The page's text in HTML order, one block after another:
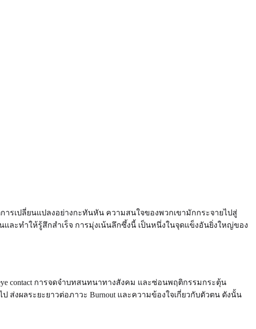
ารเปลี่ยนแปลงอย่างกะทันหัน ความสนใจของพวกเขามักกระจายไปสู่
และทำให้รู้สึกสำเร็จ การมุ่งเน้นลึกซึ้งนี้ เป็นหนึ่งในจุดแข็งอันยิ่งใหญ่ของ
contact การจดจำบทสนทนาทางสังคม และซ่อนพฤติกรรมกระตุ้น
งผลระยะยาวต่อภาวะ Burnout และความข้องใจเกี่ยวกับตัวตน ดังนั้น